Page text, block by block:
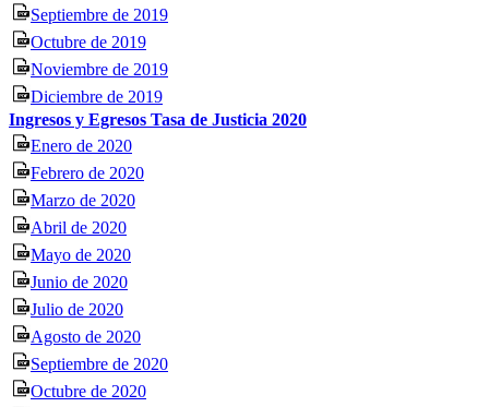
Septiembre de 2019
Octubre de 2019
Noviembre de 2019
Diciembre de 2019
Ingresos y Egresos Tasa de Justicia 2020
Enero de 2020
Febrero de 2020
Marzo de 2020
Abril de 2020
Mayo de 2020
Junio de 2020
Julio de 2020
Agosto de 2020
Septiembre de 2020
Octubre de 2020